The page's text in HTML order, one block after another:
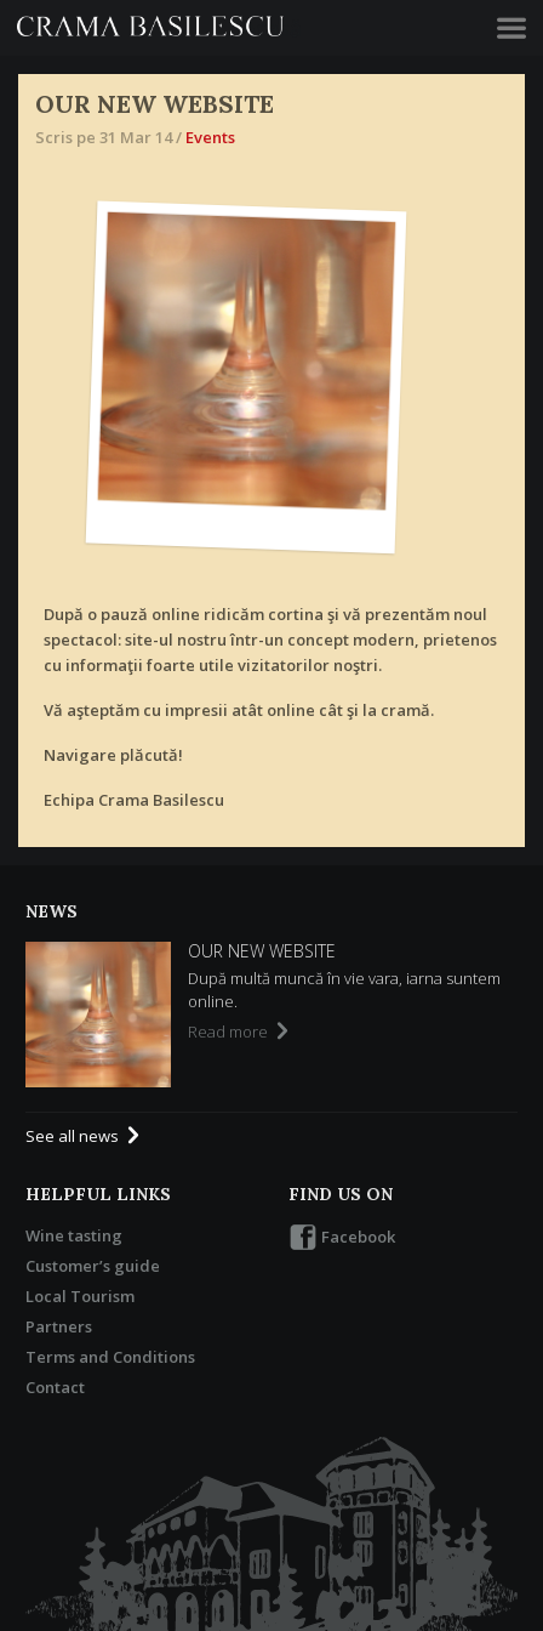
Acasă
OUR NEW WEBSITE
Scris pe 31 Mar 14 / Events
După o pauză online ridicăm cortina şi vă prezentăm noul
spectacol: site-ul nostru într-un concept modern, prietenos
cu informaţii foarte utile vizitatorilor noştri.
Vă aşteptăm cu impresii atât online cât şi la cramă.
Navigare plăcută!
Echipa Crama Basilescu
NEWS
OUR NEW WEBSITE
După multă muncă în vie vara, iarna suntem
online.
Read more
See all news
HELPFUL LINKS
Wine tasting
Customer’s guide
Local Tourism
Partners
Terms and Conditions
Contact
FIND US ON
Facebook